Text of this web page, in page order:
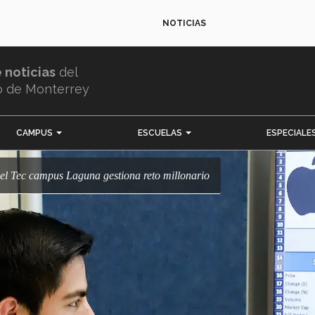
NOTICIAS
noticias del
de Monterrey
CAMPUS ESCUELAS
Tec campus Laguna gestiona reto millonario